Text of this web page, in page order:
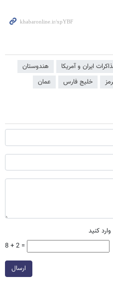
ایران و آمریکا
هندوستان
خلیج فارس عمان
کنید
8 + 2 =
ارسال